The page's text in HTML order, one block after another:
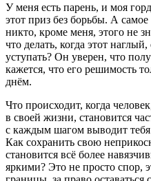
У меня есть парень, и моя
этот приз без борьбы. А
никто, кроме меня, этого не
что делать, когда этот
уступать? Он уверен, что
кажется, что его решимость
днём.
Что происходит, когда
в своей жизни, становится
с каждым шагом выводит
Как сохранить свою
становится всё более
яркими? Это не просто спор,